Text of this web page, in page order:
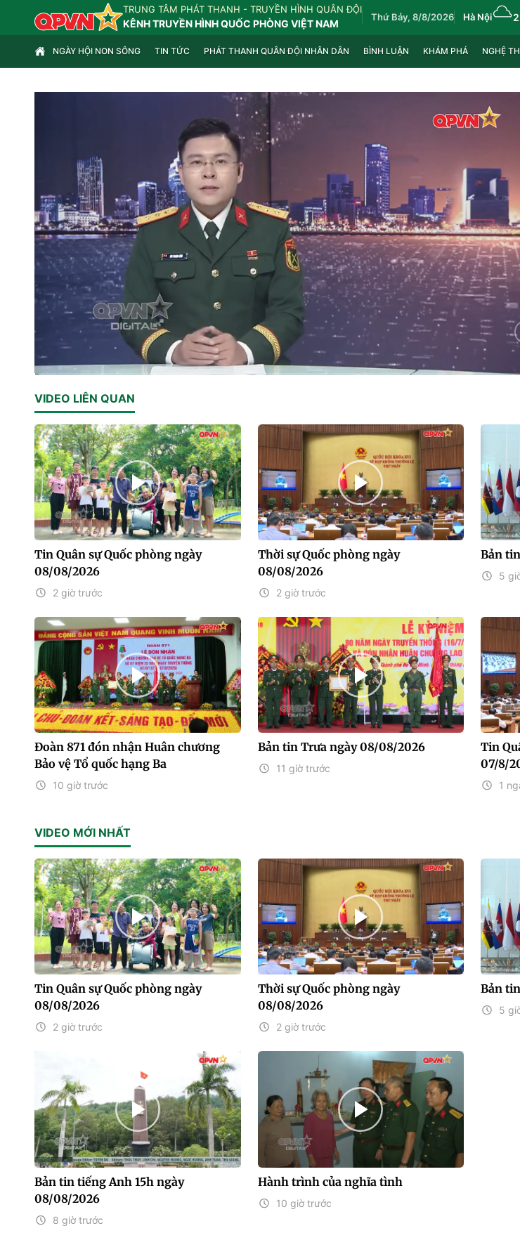
TRUNG TÂM PHÁT THANH - TRUYỀN HÌNH QUÂN ĐỘI
KÊNH TRUYỀN HÌNH QUỐC PHÒNG VIỆT NAM
Thứ Bảy, 8/8/2026 Hà Nội
NGÀY HỘI NON SÔNG TIN TỨC PHÁT THANH QUÂN ĐỘI NHÂN DÂN BÌNH LUẬN KHÁM PHÁ NGHỆ
VIDEO LIÊN QUAN
Tin Quân sự Quốc phòng ngày
08/08/2026
2 giờ trước
Thời sự Quốc phòng ngày
08/08/2026
2 giờ trước
Bản
5
Đoàn 871 đón nhận Huân chương
Bảo vệ Tổ quốc hạng Ba
10 giờ trước
Bản tin Trưa ngày 08/08/2026
11 giờ trước
Tin
07/8/
1
VIDEO MỚI NHẤT
Tin Quân sự Quốc phòng ngày
08/08/2026
2 giờ trước
Thời sự Quốc phòng ngày
08/08/2026
2 giờ trước
Bản
5
Bản tin tiếng Anh 15h ngày
08/08/2026
8 giờ trước
Hành trình của nghĩa tình
10 giờ trước